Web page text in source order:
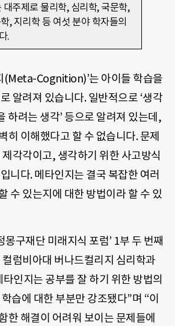
대주제로 물리학, 심리학, 국문학,
, 지리학 등 여섯 분야 학자들의
.
(Meta-Cognition)’는 아이들 학습을
알려져 있습니다. 일반적으로 ‘생각
하려는 생각’ 등으로 알려져 있는데,
히 이해했다고 할 수 없습니다. 문제
각각이고, 생각하기 위한 사고방식
니다. 메타인지는 결국 복잡한 여러
수 있는지에 대한 방법이라 할 수 있
몽구재단 미래지식 포럼’ 1부 두 번째
럼비아대 버나드컬리지 심리학과
인지는 공부를 잘 하기 위한 방법의
습에 대한 부분만 강조됐다”며 “이
한 해결이 어려워 보이는 문제들에